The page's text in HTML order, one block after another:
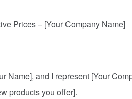
Prices – [Your Company Name]
Name], and I represent [Your
products you offer].